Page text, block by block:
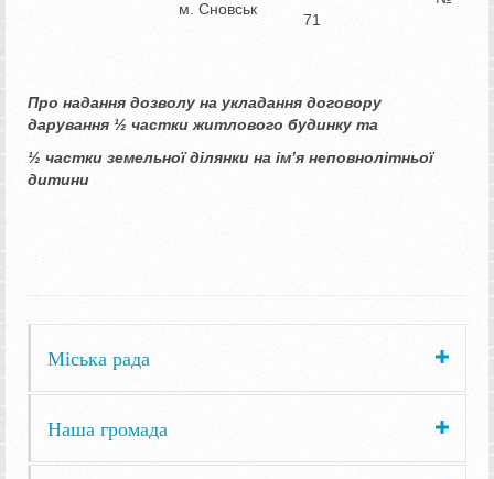
м. Сновськ
71
Про надання дозволу на укладання договору
дарування ½ частки житлового будинку та
½ частки земельної ділянки на ім’я неповнолітньої
дитини
Міська рада
Наша громада